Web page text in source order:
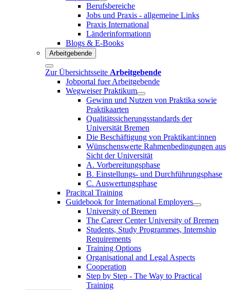
Berufsbereiche
Jobs und Praxis - allgemeine Links
Praxis International
Länderinformationn
Blogs & E-Books
Arbeitgebende
Zur Übersichtsseite Arbeitgebende
Jobportal fuer Arbeitgebende
Wegweiser Praktikum
Gewinn und Nutzen von Praktika sowie
Praktikaarten
Qualitätssicherungsstandards der
Universität Bremen
Die Beschäftigung von Praktikant:innen
Wünschenswerte Rahmenbedingungen aus
Sicht der Universität
A. Vorbereitungsphase
B. Einstellungs- und Durchführungsphase
C. Auswertungsphase
Pracitcal Training
Guidebook for International Employers
University of Bremen
The Career Center University of Bremen
Students, Study Programmes, Internship
Requirements
Training Options
Organisational and Legal Aspects
Cooperation
Step by Step - The Way to Practical
Training